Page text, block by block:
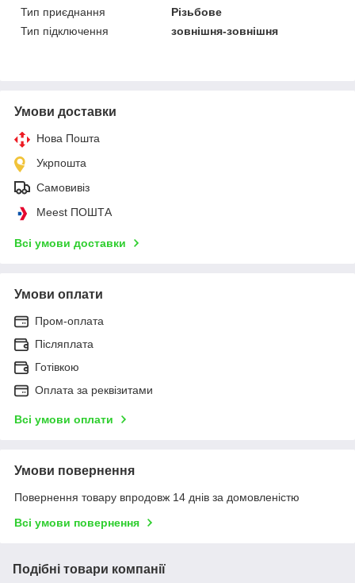
Тип приєднання
Різьбове
Тип підключення
зовнішня-зовнішня
Умови доставки
Нова Пошта
Укрпошта
Самовивіз
Meest ПОШТА
Всі умови доставки
Умови оплати
Пром-оплата
Післяплата
Готівкою
Оплата за реквізитами
Всі умови оплати
Умови повернення
Повернення товару впродовж 14 днів за домовленістю
Всі умови повернення
Подібні товари компанії